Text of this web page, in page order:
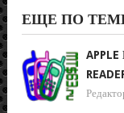
ЕЩЕ ПО